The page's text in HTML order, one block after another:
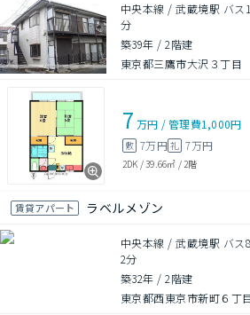
中央本線 / 武蔵境駅 バス
分
築39年 /2階建
東京都三鷹市大沢３丁目
7 万円 /管理費1,000円
敷 7万円礼 7万円
2DK /39.66㎡ / 2階
賃貸アパート ラベルメゾン
中央本線 / 武蔵境駅 バス
2分
築32年 /2階建
東京都西東京市新町６丁目